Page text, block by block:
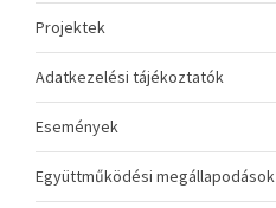
Projektek
Adatkezelési tájékoztatók
Események
Együttműködési megállapodások